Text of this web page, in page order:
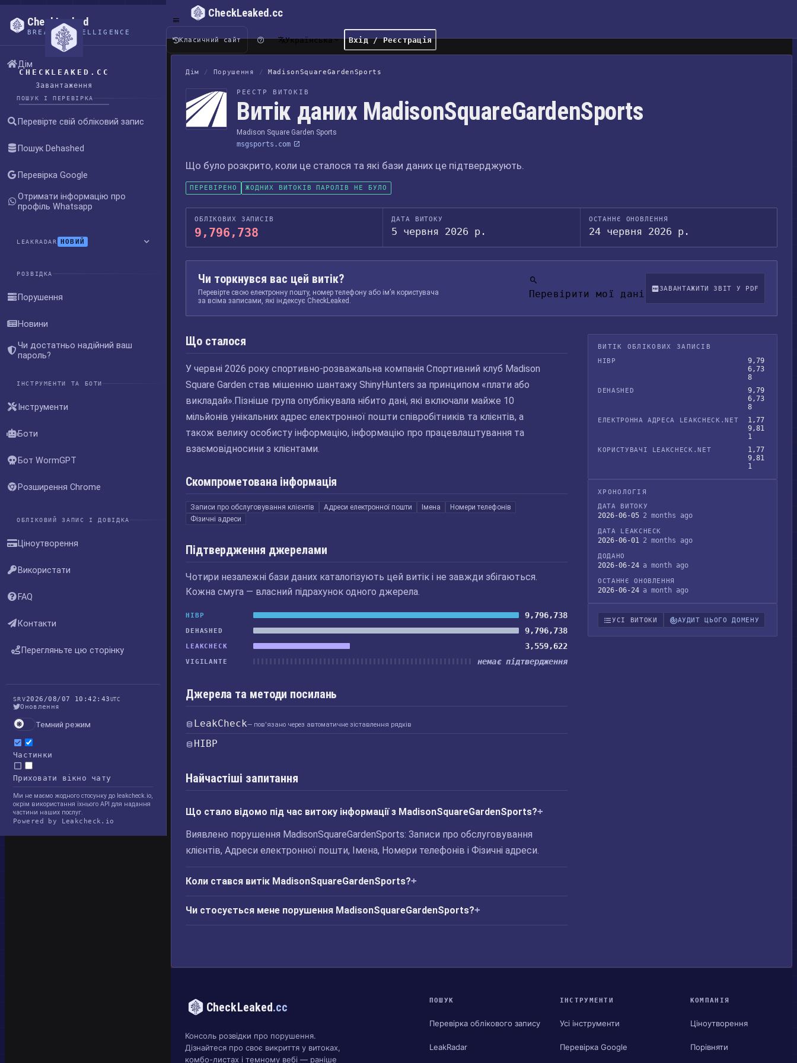
CHECKLEAKED.CC
Завантаження
CheckLeaked
BREACH INTELLIGENCE
Дім
ПОШУК І ПЕРЕВІРКА
Перевірте свій обліковий запис
Пошук Dehashed
Перевірка Google
Отримати інформацію про
профіль Whatsapp
LEAKRADAR НОВИЙ
РОЗВІДКА
Порушення
Новини
Чи достатньо надійний ваш
пароль?
ІНСТРУМЕНТИ ТА БОТИ
Інструменти
Боти
Бот WormGPT
Розширення Chrome
ОБЛІКОВИЙ ЗАПИС І ДОВІДКА
Ціноутворення
Використати
FAQ
Контакти
Перегляньте цю сторінку
SRV2026/08/07 10:42:43UTC
Оновлення
Темний режим
Частинки
Приховати вікно чату
Ми не маємо жодного стосунку до leakcheck.io,
окрім використання їхнього API для надання
частини наших послуг.
Powered by Leakcheck.io
CheckLeaked.cc
Класичний сайт Українська Вхід / Реєстрація
Дім / Порушення / MadisonSquareGardenSports
РЕЄСТР ВИТОКІВ
Витік даних MadisonSquareGardenSports
Madison Square Garden Sports
msgsports.com
Що було розкрито, коли це сталося та які бази даних це підтверджують.
ПЕРЕВІРЕНО ЖОДНИХ ВИТОКІВ ПАРОЛІВ НЕ БУЛО
ОБЛІКОВИХ ЗАПИСІВ
9,796,738
ДАТА ВИТОКУ
5 червня 2026 р.
ОСТАННЄ ОНОВЛЕННЯ
24 червня 2026 р.
Чи торкнувся вас цей витік?
Перевірте свою електронну пошту, номер телефону або ім’я користувача
за всіма записами, які індексує CheckLeaked.
Перевірити мої дані ЗАВАНТАЖИТИ ЗВІТ У PDF
Що сталося
У червні 2026 року спортивно-розважальна компанія Спортивний клуб Madison
Square Garden став мішенню шантажу ShinyHunters за принципом «плати або
викладай».Пізніше група опублікувала нібито дані, які включали майже 10
мільйонів унікальних адрес електронної пошти співробітників та клієнтів, а
також велику особисту інформацію, інформацію про працевлаштування та
взаємовідносини з клієнтами.
Скомпрометована інформація
Записи про обслуговування клієнтів Адреси електронної пошти Імена
Номери телефонів
Фізичні адреси
Підтвердження джерелами
Чотири незалежні бази даних каталогізують цей витік і не завжди збігаються.
Кожна смуга — власний підрахунок одного джерела.
HIBP 9,796,738
DEHASHED 9,796,738
LEAKCHECK 3,559,622
VIGILANTE немає підтвердження
Джерела та методи посилань
LeakCheck— пов'язано через автоматичне зіставлення рядків
HIBP
Найчастіші запитання
Що стало відомо під час витоку інформації з MadisonSquareGardenSports?
Виявлено порушення MadisonSquareGardenSports: Записи про обслуговування
клієнтів, Адреси електронної пошти, Імена, Номери телефонів і Фізичні адреси.
Коли стався витік MadisonSquareGardenSports?
Чи стосується мене порушення MadisonSquareGardenSports?
ВИТІК ОБЛІКОВИХ ЗАПИСІВ
HIBP
9,79
6,73
8
DEHASHED
9,79
6,73
8
ЕЛЕКТРОННА АДРЕСА LEAKCHECK.NET
1,77
9,81
1
КОРИСТУВАЧІ LEAKCHECK.NET
1,77
9,81
1
ХРОНОЛОГІЯ
ДАТА ВИТОКУ
2026-06-05 2 months ago
ДАТА LEAKCHECK
2026-06-01 2 months ago
ДОДАНО
2026-06-24 a month ago
ОСТАННЄ ОНОВЛЕННЯ
2026-06-24 a month ago
УСІ ВИТОКИ АУДИТ ЦЬОГО ДОМЕНУ
CheckLeaked.cc
Консоль розвідки про порушення.
Дізнайтеся про своє викриття у витоках,
комбо-листах і темному вебі — раніше
ПОШУК
Перевірка облікового запису
LeakRadar
ІНСТРУМЕНТИ
Усі інструменти
Перевірка Google
КОМПАНІЯ
Ціноутворення
Порівняти